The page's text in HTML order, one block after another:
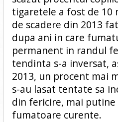
tigaretele a fost de 10
de scadere din 2013
dupa ani in care
permanent in randul
tendinta s-a inversat,
2013, un procent mai
s-au lasat tentate sa
din fericire, mai
fumatoare curente.